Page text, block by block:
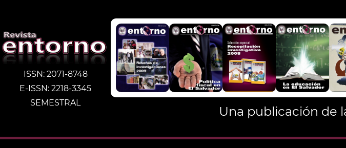
ISSN: 2071-8748
E-ISSN: 2218-3345
SEMESTRAL
Una publicación de